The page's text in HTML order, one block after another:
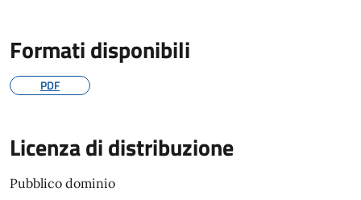
Formati disponibili
PDF
Licenza di distribuzione
Pubblico dominio